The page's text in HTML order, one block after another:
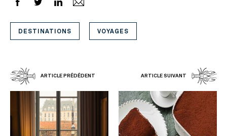
DESTINATIONS VOYAGES
ARTICLE PRÉDÉDENT ARTICLE SUIVANT